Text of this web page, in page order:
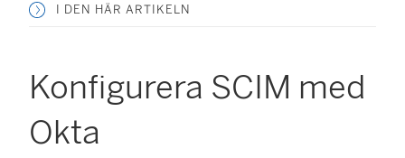
I DEN HÄR ARTIKELN
Konfigurera SCIM med
Okta